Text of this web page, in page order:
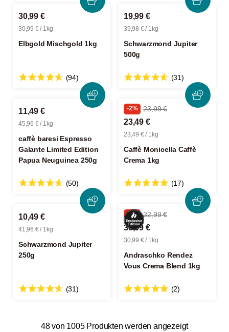
30,99 €
30,99 € / 1kg
Elbgold Mischgold 1kg
(94)
19,99 €
39,98 € / 1kg
Schwarzmond Jupiter
500g
(31)
11,49 €
45,96 € / 1kg
caffè baresi Espresso
Galante Limited Edition
Papua Neuguinea 250g
(50)
-2% 23,99 €
23,49 €
23,49 € / 1kg
Caffè Monicella Caffè
Crema 1kg
(17)
10,49 €
41,96 € / 1kg
Schwarzmond Jupiter
250g
(31)
-6% 32,99 €
30,99 €
30,99 € / 1kg
Andraschko Rendez
Vous Crema Blend 1kg
(2)
48 von 1005 Produkten werden angezeigt